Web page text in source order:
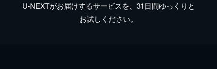
U-NEXTがお届けするサービスを、31日間ゆっくりと
お試しください。